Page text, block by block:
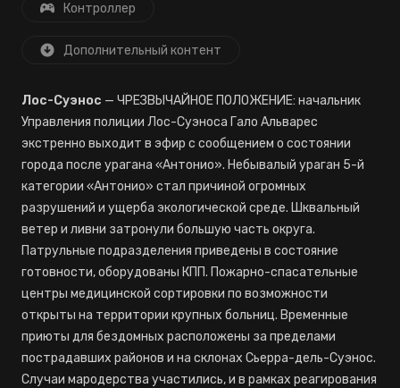
Контроллер
Дополнительный контент
Лос-Суэнос — ЧРЕЗВЫЧАЙНОЕ ПОЛОЖЕНИЕ: начальник
Управления полиции Лос-Суэноса Гало Альварес
экстренно выходит в эфир с сообщением о состоянии
города после урагана «Антонио». Небывалый ураган 5-й
категории «Антонио» стал причиной огромных
разрушений и ущерба экологической среде. Шквальный
ветер и ливни затронули большую часть округа.
Патрульные подразделения приведены в состояние
готовности, оборудованы КПП. Пожарно-спасательные
центры медицинской сортировки по возможности
открыты на территории крупных больниц. Временные
приюты для бездомных расположены за пределами
пострадавших районов и на склонах Сьерра-дель-Суэнос.
Случаи мародерства участились, и в рамках реагирования